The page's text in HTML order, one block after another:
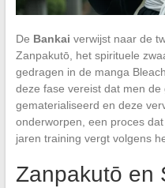
De Bankai verwijst naar de
Zanpakutō, het spirituele
gedragen in de manga
deze fase vereist dat men
gematerialiseerd en deze
onderworpen, een proces
jaren training vergt volgens
Zanpakutō en